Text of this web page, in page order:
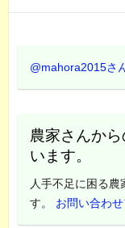
@mahora2015さ
農家さんか
います。
人手不足に困る
す。 お問い合わ